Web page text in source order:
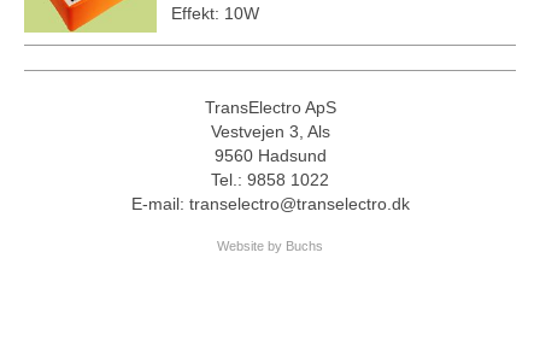
Effekt: 10W
TransElectro ApS
Vestvejen 3, Als
9560 Hadsund
Tel.: 9858 1022
E-mail: transelectro@transelectro.dk
Website by Buchs